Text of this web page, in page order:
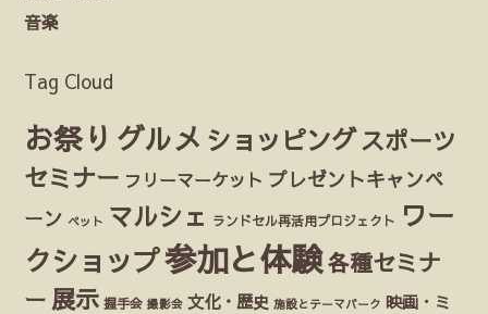
音楽
Tag Cloud
お祭り グルメ ショッピングスポーツ
セミナー フリーマーケット プレゼントキャンペ
ーン ペット マルシェ ランドセル再活用プロジェクト ワー
クショップ参加と体験各種セミナ
ー 展示 握手会 撮影会 文化・歴史 施設とテーマパーク 映画・ミ